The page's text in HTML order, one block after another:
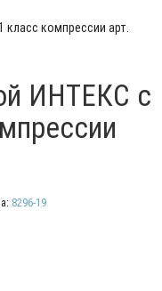
компрессии арт.
ИНТЕКС с
8296-19